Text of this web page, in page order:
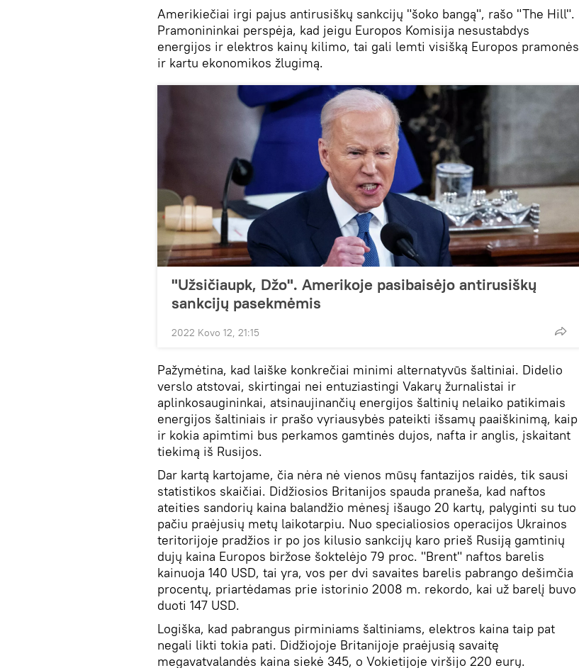
Amerikiečiai irgi pajus antirusiškų sankcijų "šoko bangą", rašo "The Hill".
Pramonininkai perspėja, kad jeigu Europos Komisija nesustabdys
energijos ir elektros kainų kilimo, tai gali lemti visišką Europos pramonės
ir kartu ekonomikos žlugimą.
"Užsičiaupk, Džo". Amerikoje pasibaisėjo antirusiškų
sankcijų pasekmėmis
2022 Kovo 12, 21:15
Pažymėtina, kad laiške konkrečiai minimi alternatyvūs šaltiniai. Didelio
verslo atstovai, skirtingai nei entuziastingi Vakarų žurnalistai ir
aplinkosaugininkai, atsinaujinančių energijos šaltinių nelaiko patikimais
energijos šaltiniais ir prašo vyriausybės pateikti išsamų paaiškinimą, kaip
ir kokia apimtimi bus perkamos gamtinės dujos, nafta ir anglis, įskaitant
tiekimą iš Rusijos.
Dar kartą kartojame, čia nėra nė vienos mūsų fantazijos raidės, tik sausi
statistikos skaičiai. Didžiosios Britanijos spauda praneša, kad naftos
ateities sandorių kaina balandžio mėnesį išaugo 20 kartų, palyginti su tuo
pačiu praėjusių metų laikotarpiu. Nuo specialiosios operacijos Ukrainos
teritorijoje pradžios ir po jos kilusio sankcijų karo prieš Rusiją gamtinių
dujų kaina Europos biržose šoktelėjo 79 proc. "Brent" naftos barelis
kainuoja 140 USD, tai yra, vos per dvi savaites barelis pabrango dešimčia
procentų, priartėdamas prie istorinio 2008 m. rekordo, kai už barelį buvo
duoti 147 USD.
Logiška, kad pabrangus pirminiams šaltiniams, elektros kaina taip pat
negali likti tokia pati. Didžiojoje Britanijoje praėjusią savaitę
megavatvalandės kaina siekė 345, o Vokietijoje viršijo 220 eurų.